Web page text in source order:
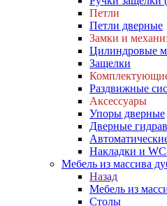
Петли
Петли дверные
Замки и
Цилиндровые
Защелки
Раздвижные
Аксессуары
Упоры дверные
Дверные
Накладки и
Мебель из массива
Назад
Мебель из
Столы